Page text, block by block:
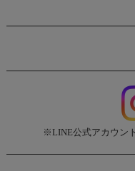
※LINE公式アカウン